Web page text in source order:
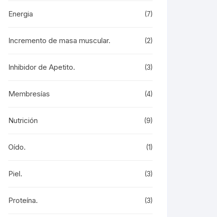
Energia (7)
Incremento de masa muscular. (2)
Inhibidor de Apetito. (3)
Membresías (4)
Nutrición (9)
Oído. (1)
Piel. (3)
Proteína. (3)